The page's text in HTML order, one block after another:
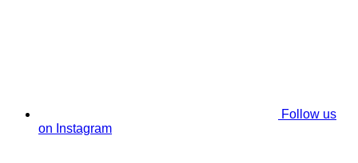
Follow us
on Instagram